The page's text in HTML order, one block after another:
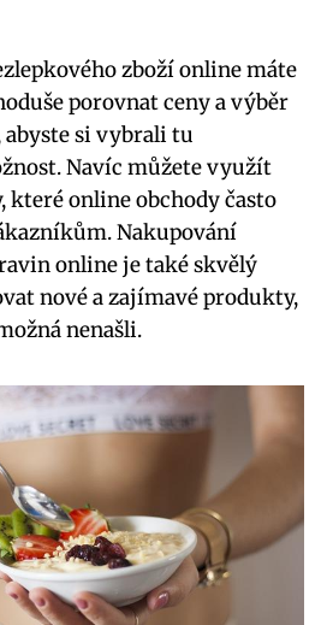
zboží online máte
porovnat ceny a výběr
si vybrali tu
Navíc můžete využít
které online obchody často
Nakupování
online je také skvělý
nové a zajímavé produkty,
nenašli.